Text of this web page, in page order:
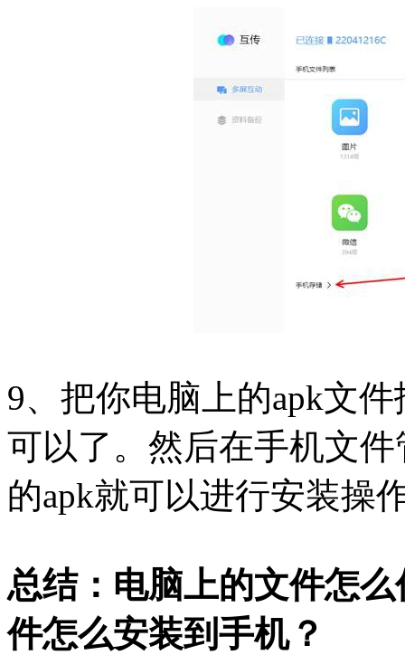
9、把你电脑上的apk文
可以了。然后在手机文
的apk就可以进行安装操
总结：电脑上的文件怎
件怎么安装到手机？